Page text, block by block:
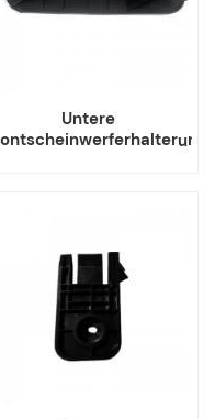
Untere